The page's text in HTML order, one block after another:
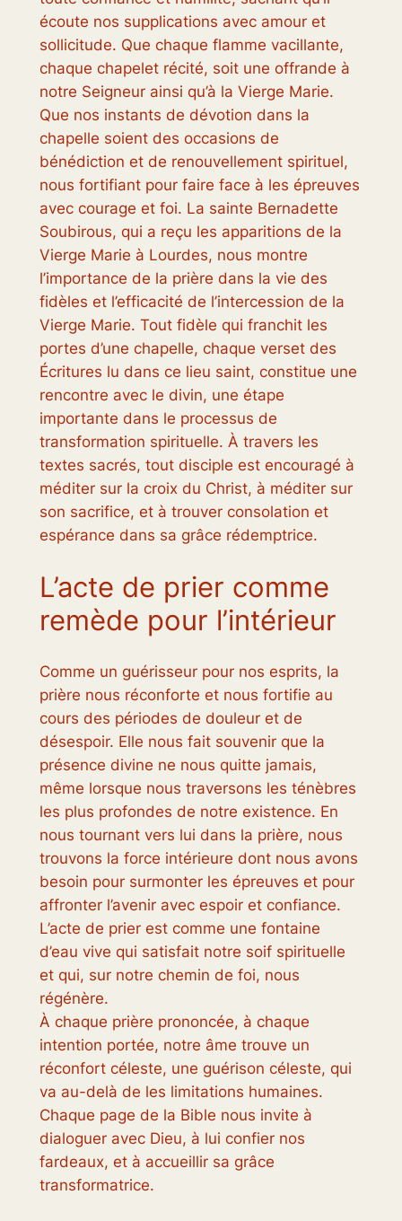
écoute nos supplications avec amour et
sollicitude. Que chaque flamme vacillante,
chaque chapelet récité, soit une offrande à
notre Seigneur ainsi qu’à la Vierge Marie.
Que nos instants de dévotion dans la
chapelle soient des occasions de
bénédiction et de renouvellement spirituel,
nous fortifiant pour faire face à les épreuves
avec courage et foi. La sainte Bernadette
Soubirous, qui a reçu les apparitions de la
Vierge Marie à Lourdes, nous montre
l’importance de la prière dans la vie des
fidèles et l’efficacité de l’intercession de la
Vierge Marie. Tout fidèle qui franchit les
portes d’une chapelle, chaque verset des
Écritures lu dans ce lieu saint, constitue une
rencontre avec le divin, une étape
importante dans le processus de
transformation spirituelle. À travers les
textes sacrés, tout disciple est encouragé à
méditer sur la croix du Christ, à méditer sur
son sacrifice, et à trouver consolation et
espérance dans sa grâce rédemptrice.
L’acte de prier comme
remède pour l’intérieur
Comme un guérisseur pour nos esprits, la
prière nous réconforte et nous fortifie au
cours des périodes de douleur et de
désespoir. Elle nous fait souvenir que la
présence divine ne nous quitte jamais,
même lorsque nous traversons les ténèbres
les plus profondes de notre existence. En
nous tournant vers lui dans la prière, nous
trouvons la force intérieure dont nous avons
besoin pour surmonter les épreuves et pour
affronter l’avenir avec espoir et confiance.
L’acte de prier est comme une fontaine
d’eau vive qui satisfait notre soif spirituelle
et qui, sur notre chemin de foi, nous
régénère.
À chaque prière prononcée, à chaque
intention portée, notre âme trouve un
réconfort céleste, une guérison céleste, qui
va au-delà de les limitations humaines.
Chaque page de la Bible nous invite à
dialoguer avec Dieu, à lui confier nos
fardeaux, et à accueillir sa grâce
transformatrice.